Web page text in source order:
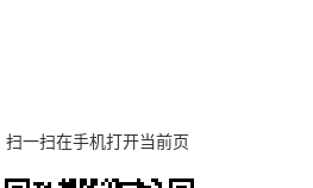
扫一扫在手机打开当前页